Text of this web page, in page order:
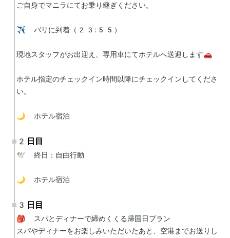
ご自身でマニラにてお乗り継ぎください。
✈️ バリに到着（23:55）
現地スタッフがお出迎え、専用車にてホテルへ送迎します🚗
ホテル指定のチェックイン時間以降にチェックインしてくださ
い。
🌙 ホテル宿泊
2日目
🕊 終日：自由行動
🌙 ホテル宿泊
3日目
🎒 スパとディナーで締めくくる帰国日プラン
スパやディナーをお楽しみいただいたあと、空港までお送りし